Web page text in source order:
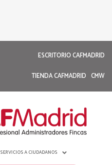
ESCRITORIO CAFMADRID
TIENDA CAFMADRID CMW
SERVICIOS A CIUDADANOS